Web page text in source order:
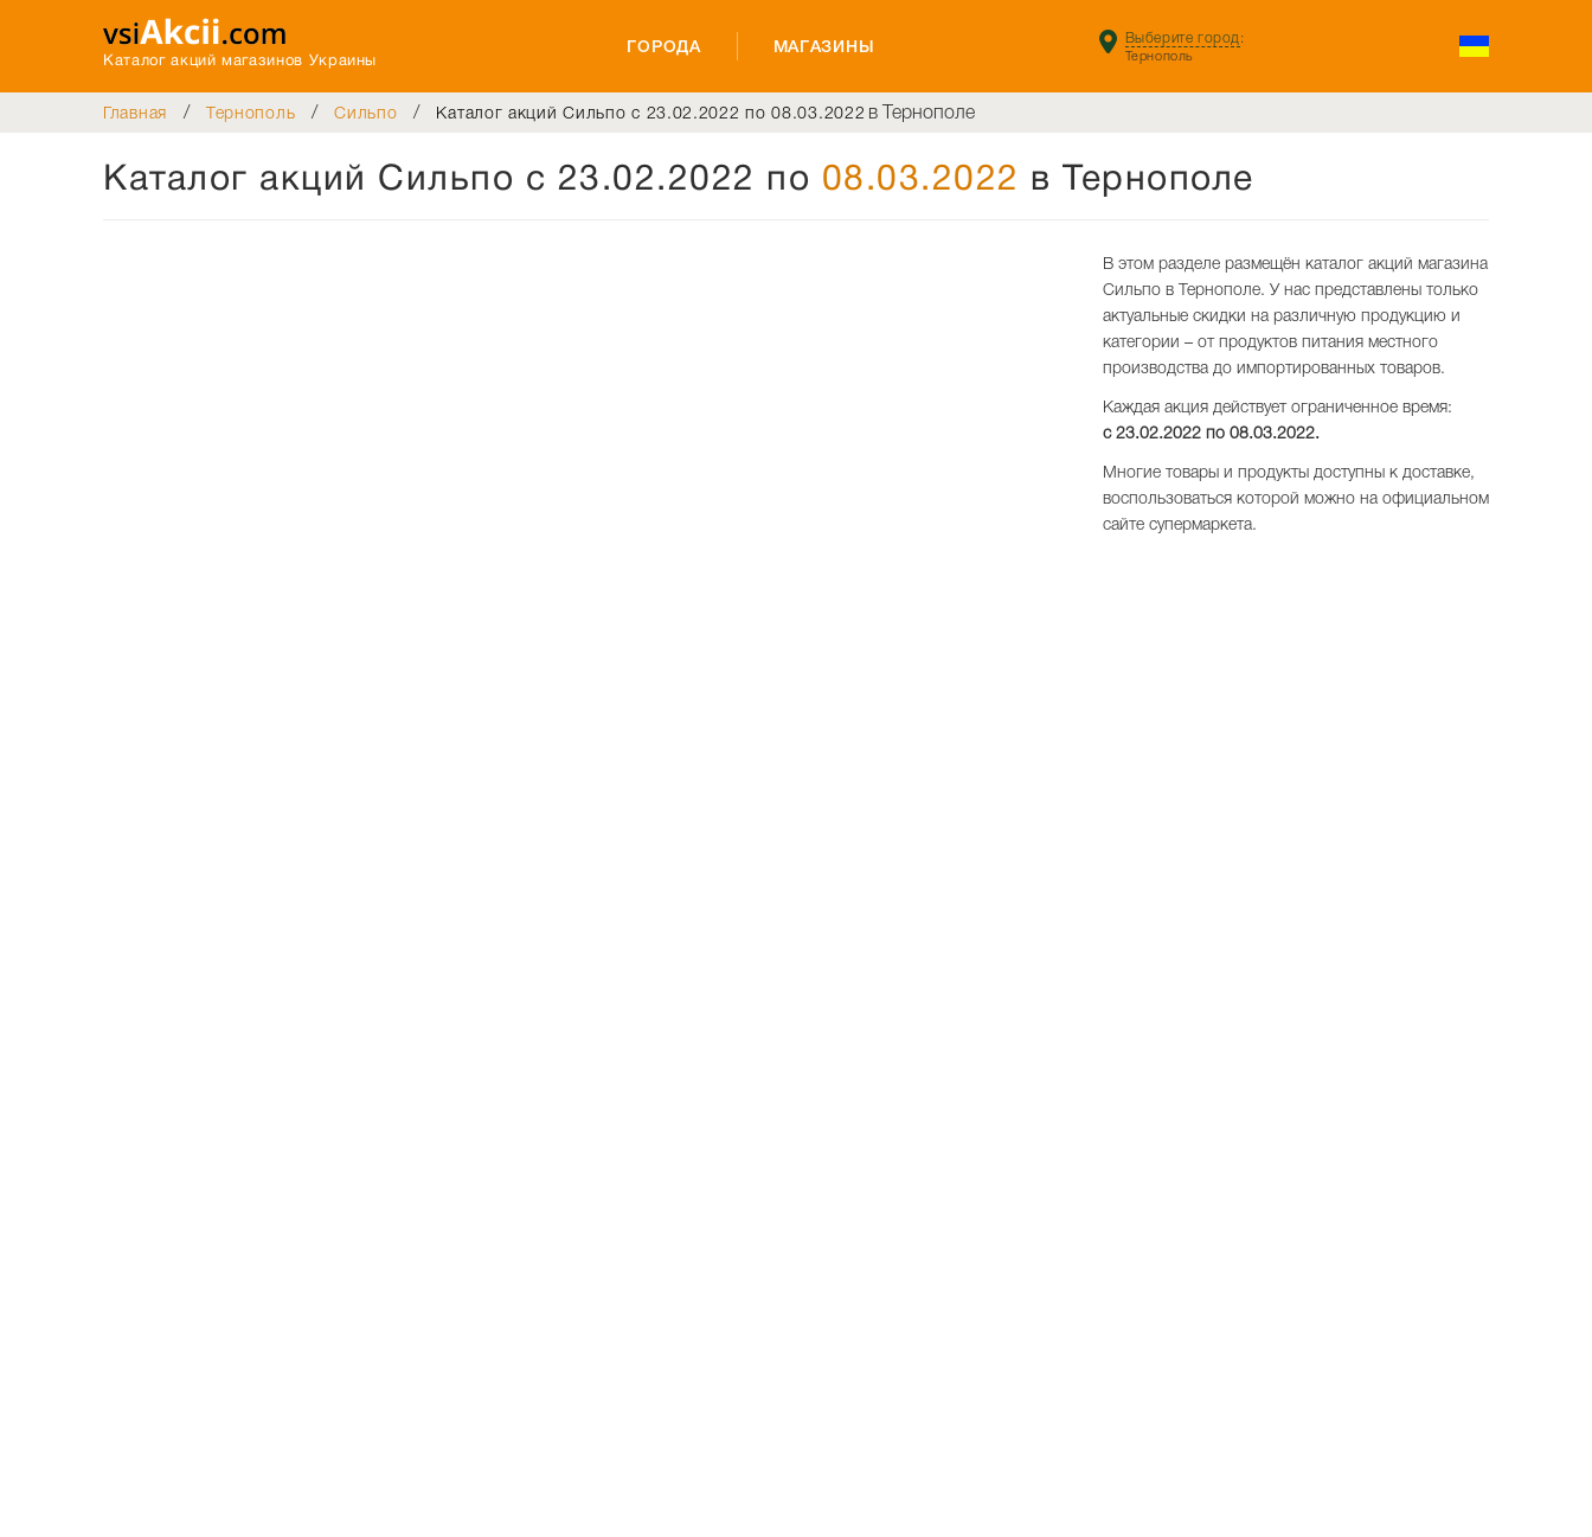
Каталог акций магазинов Украины
ГОРОДА МАГАЗИНЫ Выберите город :
Тернополь
Главная / Тернополь / Сильпо / Каталог акций Сильпо с 23.02.2022 по 08.03.2022 в Тернополе
Каталог акций Сильпо с 23.02.2022 по 08.03.2022 в Тернополе
В этом разделе размещён каталог акций магазина
Сильпо в Тернополе. У нас представлены только
актуальные скидки на различную продукцию и
категории – от продуктов питания местного
производства до импортированных товаров.
Каждая акция действует ограниченное время:
с 23.02.2022 по 08.03.2022.
Многие товары и продукты доступны к доставке,
воспользоваться которой можно на официальном
сайте супермаркета.